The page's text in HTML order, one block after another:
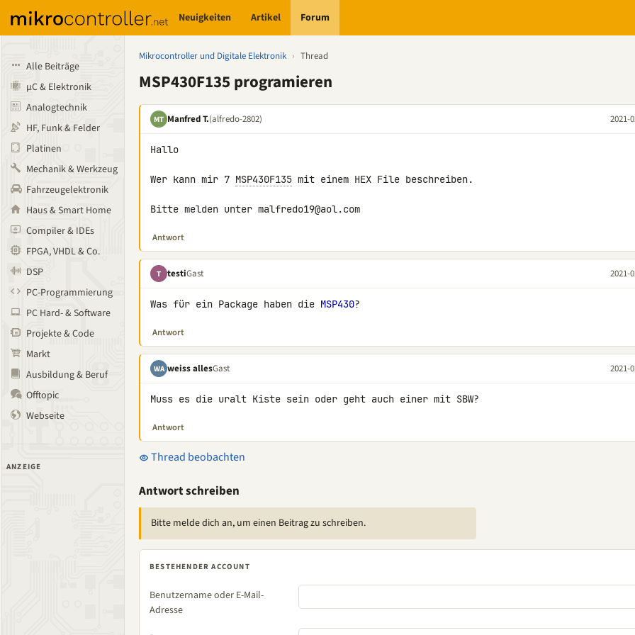
Neuigkeiten Artikel Forum
Alle Beiträge
µC & Elektronik
Analogtechnik
HF, Funk & Felder
Platinen
Mechanik & Werkzeug
Fahrzeugelektronik
Haus & Smart Home
Compiler & IDEs
FPGA, VHDL & Co.
DSP
PC-Programmierung
PC Hard- & Software
Projekte & Code
Markt
Ausbildung & Beruf
Offtopic
Webseite
ANZEIGE
Mikrocontroller und Digitale Elektronik › Thread
MSP430F135 programieren
MT Manfred T.(alfredo-2802) 2021-
Hallo
Wer kann mir 7 MSP430F135 mit einem HEX File beschreiben.
Bitte melden unter malfredo19@aol.com
Antwort
T testiGast 2021-
Was für ein Package haben die MSP430?
Antwort
WA weiss allesGast 2021-
Muss es die uralt Kiste sein oder geht auch einer mit SBW?
Antwort
Thread beobachten
Antwort schreiben
Bitte melde dich an, um einen Beitrag zu schreiben.
BESTEHENDER ACCOUNT
Benutzername oder E-Mail-
Adresse